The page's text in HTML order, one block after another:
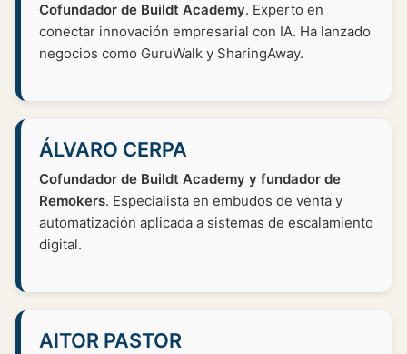
Cofundador de Buildt Academy. Experto en
conectar innovación empresarial con IA. Ha lanzado
negocios como GuruWalk y SharingAway.
ÁLVARO CERPA
Cofundador de Buildt Academy y fundador de
Remokers. Especialista en embudos de venta y
automatización aplicada a sistemas de escalamiento
digital.
AITOR PASTOR